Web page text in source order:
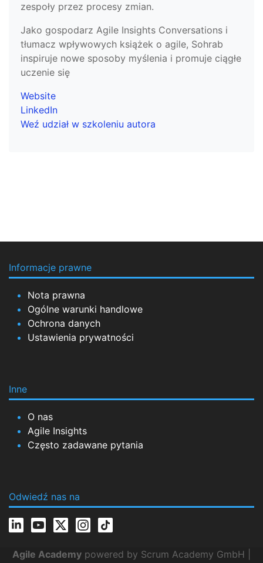
zespoły przez procesy zmian.
Jako gospodarz Agile Insights Conversations i
tłumacz wpływowych książek o agile, Sohrab
inspiruje nowe sposoby myślenia i promuje ciągłe
uczenie się
Website
LinkedIn
Weź udział w szkoleniu autora
Informacje prawne
Nota prawna
Ogólne warunki handlowe
Ochrona danych
Ustawienia prywatności
Inne
O nas
Agile Insights
Często zadawane pytania
Odwiedź nas na
Agile Academy powered by Scrum Academy GmbH |